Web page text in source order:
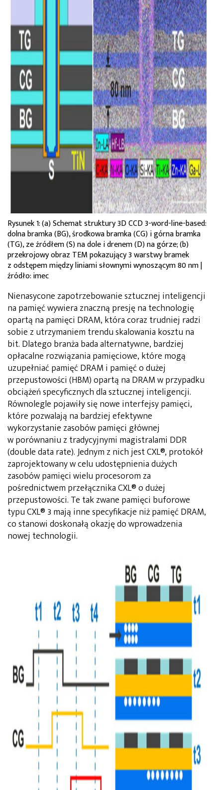
Rysunek 1: (a) Schemat struktury 3D CCD 3-word-line-based:
dolna bramka (BG), środkowa bramka (CG) i górna bramka
(TG), ze źródłem (S) na dole i drenem (D) na górze; (b)
przekrojowy obraz TEM pokazujący 3 warstwy bramek
z odstępem między liniami słownymi wynoszącym 80 nm |
źródło: imec
Nienasycone zapotrzebowanie sztucznej inteligencji
na pamięć wywiera znaczną presję na technologię
opartą na pamięci DRAM, która coraz trudniej radzi
sobie z utrzymaniem trendu skalowania kosztu na
bit. Dlatego branża bada alternatywne, bardziej
opłacalne rozwiązania pamięciowe, które mogą
uzupełniać pamięć DRAM i pamięć o dużej
przepustowości (HBM) opartą na DRAM w przypadku
obciążeń specyficznych dla sztucznej inteligencji.
Równolegle pojawiły się nowe interfejsy pamięci,
które pozwalają na bardziej efektywne
wykorzystanie zasobów pamięci głównej
w porównaniu z tradycyjnymi magistralami DDR
(double data rate). Jednym z nich jest CXL®, protokół
zaprojektowany w celu udostępnienia dużych
zasobów pamięci wielu procesorom za
pośrednictwem przełącznika CXL® o dużej
przepustowości. Te tak zwane pamięci buforowe
typu CXL® 3 mają inne specyfikacje niż pamięć DRAM,
co stanowi doskonałą okazję do wprowadzenia
nowej technologii.